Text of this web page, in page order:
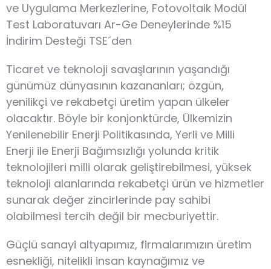
ve Uygulama Merkezlerine, Fotovoltaik Modül
Test Laboratuvarı Ar-Ge Deneylerinde %15
İndirim Desteği TSE´den
Ticaret ve teknoloji savaşlarının yaşandığı
günümüz dünyasının kazananları; özgün,
yenilikçi ve rekabetçi üretim yapan ülkeler
olacaktır. Böyle bir konjonktürde, Ülkemizin
Yenilenebilir Enerji Politikasında, Yerli ve Milli
Enerji ile Enerji Bağımsızlığı yolunda kritik
teknolojileri milli olarak geliştirebilmesi, yüksek
teknoloji alanlarında rekabetçi ürün ve hizmetler
sunarak değer zincirlerinde pay sahibi
olabilmesi tercih değil bir mecburiyettir.
Güçlü sanayi altyapımız, firmalarımızın üretim
esnekliği, nitelikli insan kaynağımız ve